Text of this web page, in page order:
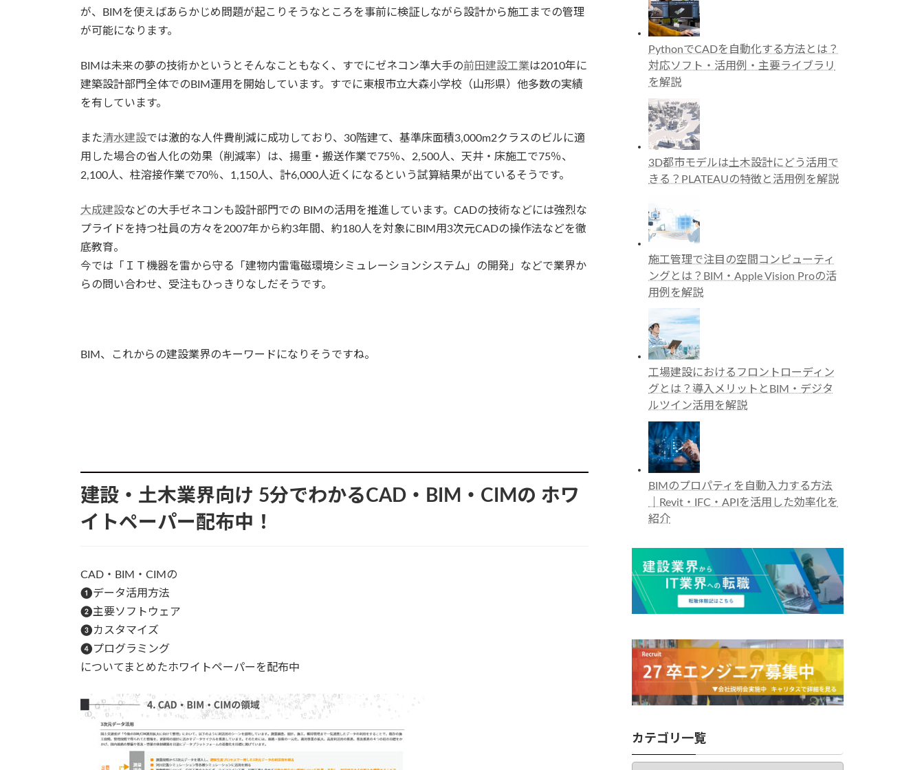
が、BIMを使えばあらかじめ問題が起こりそうなところを事前に検証しながら設計から施工までの管理
が可能になります。
BIMは未来の夢の技術かというとそんなこともなく、すでにゼネコン準大手の前田建設工業は2010年に
建築設計部門全体でのBIM運用を開始しています。すでに東根市立大森小学校（山形県）他多数の実績
を有しています。
また清水建設では激的な人件費削減に成功しており、30階建て、基準床面積3,000m2クラスのビルに適
用した場合の省人化の効果（削減率）は、揚重・搬送作業で75％、2,500人、天井・床施工で75％、
2,100人、柱溶接作業で70％、1,150人、計6,000人近くになるという試算結果が出ているそうです。
大成建設などの大手ゼネコンも設計部門での BIMの活用を推進しています。CADの技術などには強烈な
プライドを持つ社員の方々を2007年から約3年間、約180人を対象にBIM用3次元CADの操作法などを徹
底教育。
今では「ＩＴ機器を雷から守る「建物内雷電磁環境シミュレーションシステム」の開発」などで業界か
らの問い合わせ、受注もひっきりなしだそうです。
BIM、これからの建設業界のキーワードになりそうですね。
建設・土木業界向け 5分でわかるCAD・BIM・CIMの ホワ
イトペーパー配布中！
CAD・BIM・CIMの
❶データ活用方法
❷主要ソフトウェア
❸カスタマイズ
❹プログラミング
についてまとめたホワイトペーパーを配布中
PythonでCADを自動化する方法とは？
対応ソフト・活用例・主要ライブラリ
を解説
3D都市モデルは土木設計にどう活用で
きる？PLATEAUの特徴と活用例を解説
施工管理で注目の空間コンピューティ
ングとは？BIM・Apple Vision Proの活
用例を解説
工場建設におけるフロントローディン
グとは？導入メリットとBIM・デジタ
ルツイン活用を解説
BIMのプロパティを自動入力する方法
｜Revit・IFC・APIを活用した効率化を
紹介
カテゴリ一覧
カ